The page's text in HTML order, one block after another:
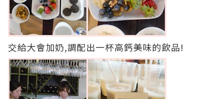
交給大會加奶,調配出一杯高鈣美味的飲品!